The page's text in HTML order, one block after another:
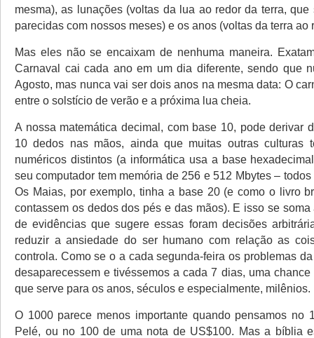
mesma), as lunações (voltas da lua ao redor da terra, que
parecidas com nossos meses) e os anos (voltas da terra ao
Mas eles não se encaixam de nenhuma maneira.
Carnaval cai cada ano em um dia diferente, sendo que
Agosto, mas nunca vai ser dois anos na mesma data: O
entre o solstício de verão e a próxima lua cheia.
A nossa matemática decimal, com base 10, pode derivar
10 dedos nas mãos, ainda que muitas outras culturas
numéricos distintos (a informática usa a base
seu computador tem memória de 256 e 512 Mbytes –
Os Maias, por exemplo, tinha a base 20 (e como o livro
contassem os dedos dos pés e das mãos). E isso se
de evidências que sugere essas foram decisões
reduzir a ansiedade do ser humano com relação as
controla. Como se o a cada segunda-feira os problemas
desaparecessem e tivéssemos a cada 7 dias, uma chance
que serve para os anos, séculos e especialmente, milênios.
O 1000 parece menos importante quando pensamos no
Pelé, ou no 100 de uma nota de US$100. Mas a bíblia